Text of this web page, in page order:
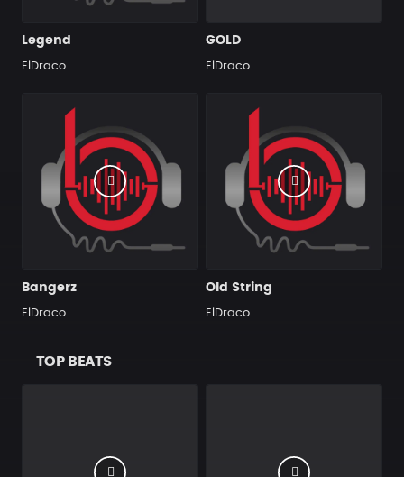
Legend
ElDraco
GOLD
ElDraco
Bangerz
ElDraco
Old String
ElDraco
TOP BEATS